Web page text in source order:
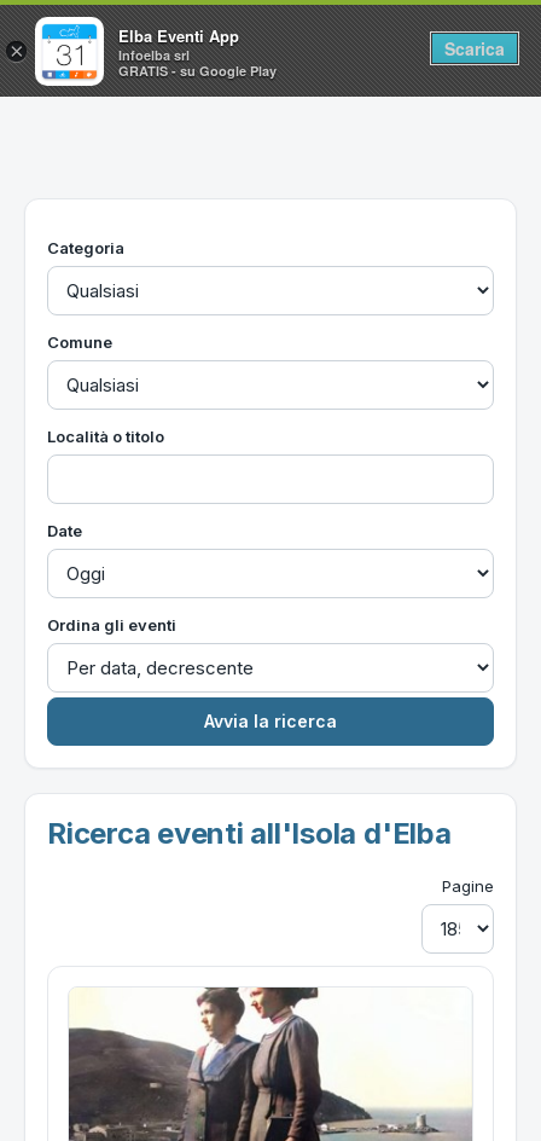
Home
Utilità
Categoria
Comune
Località o titolo
Date
Ordina gli eventi
Ricerca eventi all'Isola d'Elba
Pagine
×
Elba Eventi App
Infoelba srl
GRATIS - su Google Play
Scarica